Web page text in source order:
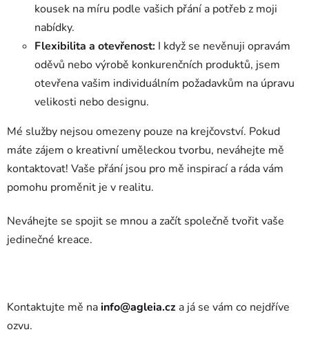
kousek na míru podle vašich přání a potřeb z moji
nabídky.
Flexibilita a otevřenost: I když se nevěnuji opravám
oděvů nebo výrobě konkurenčních produktů, jsem
otevřena vašim individuálním požadavkům na úpravu
velikosti nebo designu.
Mé služby nejsou omezeny pouze na krejčovství. Pokud
máte zájem o kreativní uměleckou tvorbu, neváhejte mě
kontaktovat! Vaše přání jsou pro mě inspirací a ráda vám
pomohu proměnit je v realitu.
Neváhejte se spojit se mnou a začít společně tvořit vaše
jedinečné kreace.
Kontaktujte mě nainfo@agleia.cz a já se vám co nejdříve
ozvu.